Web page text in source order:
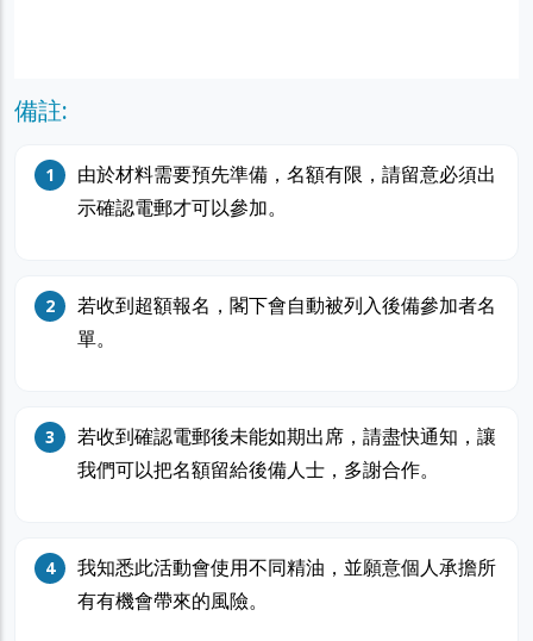
備註:
由於材料需要預先準備，名額有限，請留意必須出
示確認電郵才可以參加。
若收到超額報名，閣下會自動被列入後備參加者名
單。
若收到確認電郵後未能如期出席，請盡快通知，讓
我們可以把名額留給後備人士，多謝合作。
我知悉此活動會使用不同精油，並願意個人承擔所
有有機會帶來的風險。